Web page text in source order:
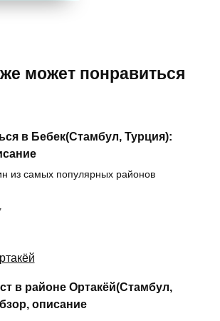
может понравиться
в Бебек(Стамбул, Турция):
из самых популярных районов
в районе Ортакёй(Стамбул,
описание